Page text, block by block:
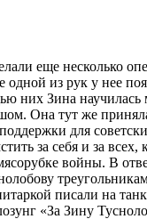
еще несколько
одной из рук у нее
них Зина научилась
Она тут же
для
за себя и за всех,
войны. В
писали на
«За Зину